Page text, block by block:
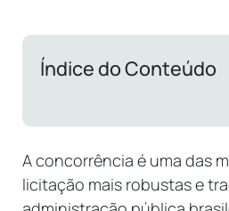
Índice do Conteúdo
A concorrência é uma das
licitação mais robustas e